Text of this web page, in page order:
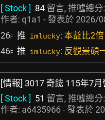
[ Stock ] 84 留言, 推噓總分:
作者: q1a1 - 發表於 2026/
26F 推 imlucky: 本益比2
46F 推 imlucky: 反觀景碩
[情報] 3017 奇鋐 115年7月
[ Stock ] 51 留言, 推噓總分:
作者: a6435966- 發表於